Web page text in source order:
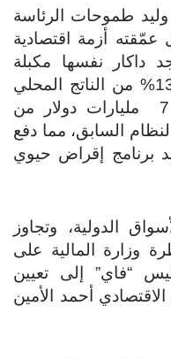
طموحات الرئاسة
عمّقته أزمة اقتصادية
نفسها مكبلة
دين عام لامس حاجز 132% من الناتج المحلي
فضلاً عن اكتشاف 7 مليارات دولار من
السابق، مما دفع
إقراض حيوي
الدولية، وتجاوز
المالية على
“فاي” إلى تعيين
أحمد الأمين